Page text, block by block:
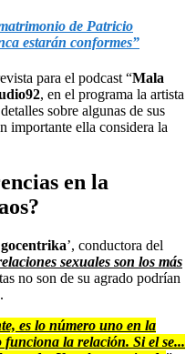
de Patricio
estarán conformes”
para el podcast “Mala
, en el programa la artista
sobre algunas de sus
importante ella considera la
en la
’, conductora del
sexuales son los más
no son de su agrado podrían
es lo número uno en la
la relación. Si el se...